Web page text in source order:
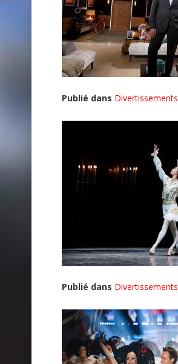
Publié dans Divertissements
Publié dans Divertissements